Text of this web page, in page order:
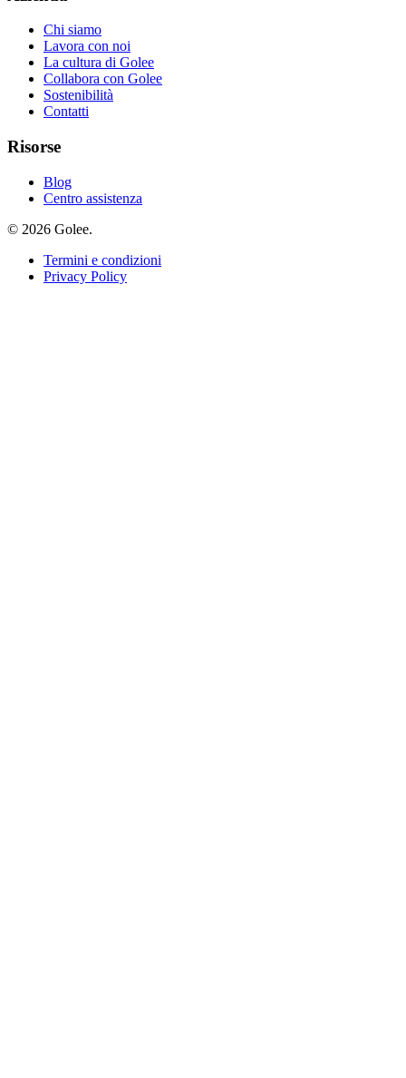
Chi siamo
Lavora con noi
La cultura di Golee
Collabora con Golee
Sostenibilità
Contatti
Risorse
Blog
Centro assistenza
© 2026 Golee.
Termini e condizioni
Privacy Policy